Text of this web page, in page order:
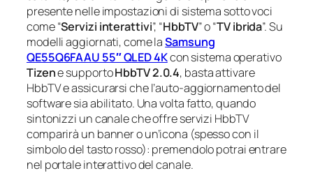
presente nelle impostazioni di sistema sotto voci
come “Servizi interattivi”, “HbbTV” o “TV ibrida”. Su
modelli aggiornati, come laSamsung
QE55Q6FAAU 55″ QLED 4Kcon sistema operativo
Tizene supportoHbbTV 2.0.4, basta attivare
HbbTV e assicurarsi che l’auto‑aggiornamento del
software sia abilitato. Una volta fatto, quando
sintonizzi un canale che offre servizi HbbTV
comparirà un banner o un’icona (spesso con il
simbolo del tasto rosso): premendolo potrai entrare
nel portale interattivo del canale.